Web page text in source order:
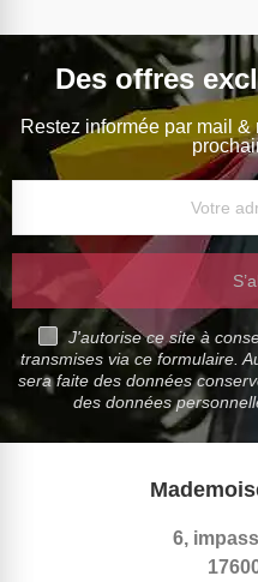
Des offres
Restez informée par mail
J'autorise ce site à
transmises via ce formulaire.
sera faite des données
des données
6,